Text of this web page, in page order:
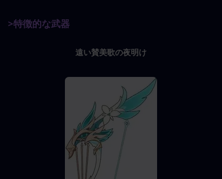
>特徴的な武器
遠い賛美歌の夜明け